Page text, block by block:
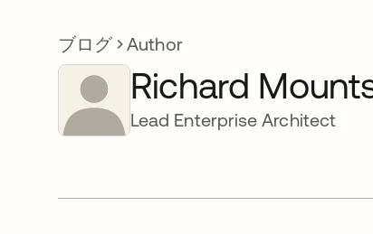
ブログ Author
Richard
Lead Enterprise Architect